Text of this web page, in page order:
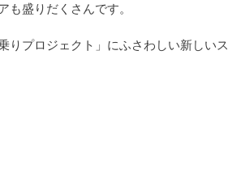
盛りだくさんです。
りプロジェクト」にふさわしい新しいス